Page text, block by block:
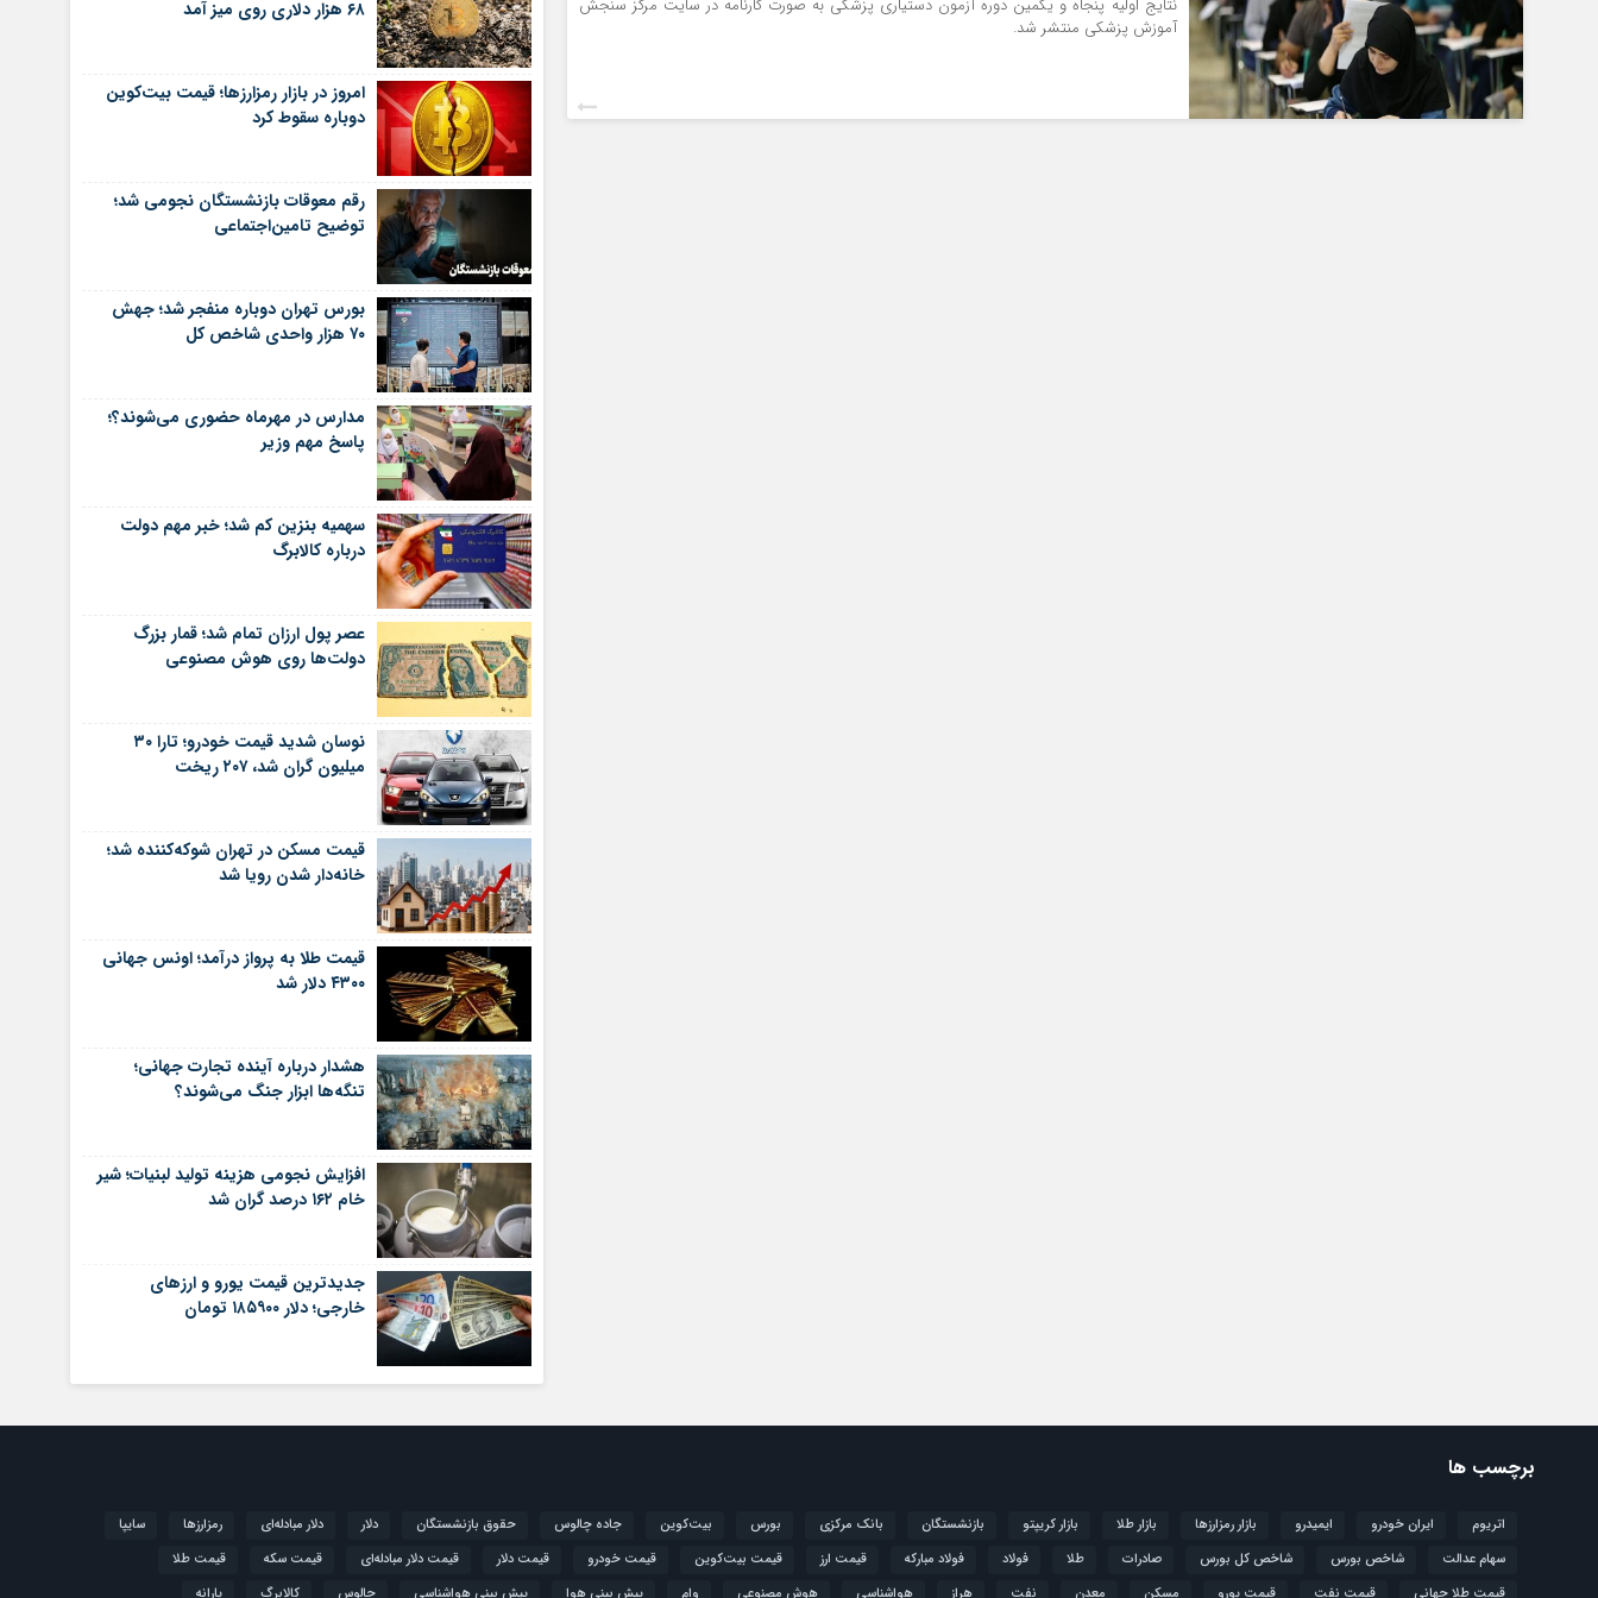
نتایج اولیه پنجاه و یکمین دوره آزمون دستیاری پزشکی به صورت کارنامه در سایت مرکز سنجش
آموزش پزشکی منتشر شد.
۶۸ هزار دلاری روی میز آمد
امروز در بازار رمزارزها؛ قیمت بیت‌کوین
دوباره سقوط کرد
رقم معوقات بازنشستگان نجومی شد؛
توضیح تامین‌اجتماعی
بورس تهران دوباره منفجر شد؛ جهش
۷۰ هزار واحدی شاخص کل
مدارس در مهرماه حضوری می‌شوند؟؛
پاسخ مهم وزیر
سهمیه بنزین کم شد؛ خبر مهم دولت
درباره کالابرگ
عصر پول ارزان تمام شد؛ قمار بزرگ
دولت‌ها روی هوش مصنوعی
نوسان شدید قیمت خودرو؛ تارا ۳۰
میلیون گران شد، ۲۰۷ ریخت
قیمت مسکن در تهران شوکه‌کننده شد؛
خانه‌دار شدن رویا شد
قیمت طلا به پرواز درآمد؛ اونس جهانی
۴۳۰۰ دلار شد
هشدار درباره آینده تجارت جهانی؛
تنگه‌ها ابزار جنگ می‌شوند؟
افزایش نجومی هزینه تولید لبنیات؛ شیر
خام ۱۶۲ درصد گران شد
جدیدترین قیمت یورو و ارزهای
خارجی؛ دلار ۱۸۵۹۰۰ تومان
برچسب ها
اتریوم ایران خودرو ایمیدرو بازار رمزارزها بازار طلا بازار کریپتو بازنشستگان بانک مرکزی بورس بیت‌کوین جاده چالوس حقوق بازنشستگان دلار دلار مبادله‌ای رمزارزها
سایپا
سهام عدالت
شاخص بورس شاخص کل بورس صادرات طلا فولاد فولاد مبارکه قیمت ارز قیمت بیت‌کوین قیمت خودرو قیمت دلار قیمت دلار مبادله‌ای قیمت سکه
قیمت طلا
قیمت طلا جهانی
قیمت نفت قیمت یورو مسکن معدن نفت هراز هواشناسی هوش مصنوعی وام پیش بینی هوا پیش بینی هواشناسی چالوس کالابرگ یارانه